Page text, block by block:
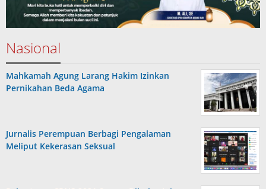
Nasional
Mahkamah Agung Larang Hakim Izinkan
Pernikahan Beda Agama
Jurnalis Perempuan Berbagi Pengalaman
Meliput Kekerasan Seksual